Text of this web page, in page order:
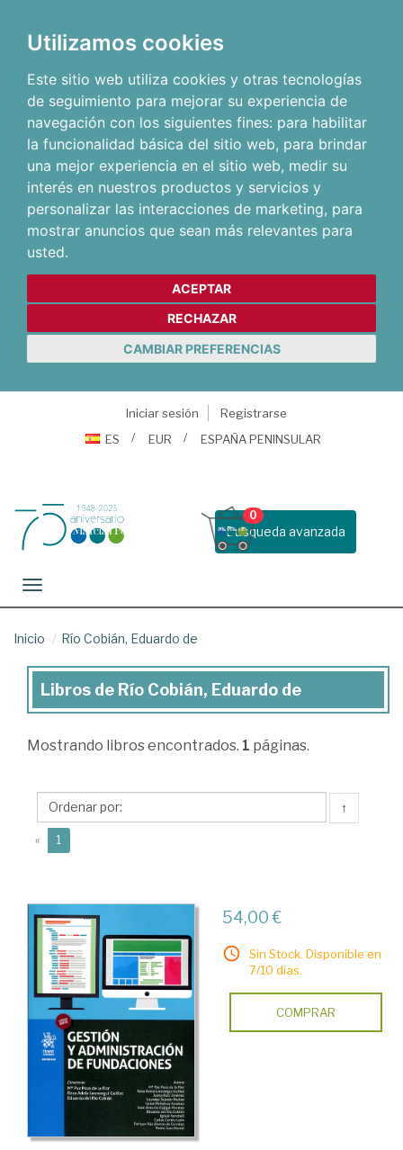
Utilizamos cookies
Este sitio web utiliza cookies y otras tecnologías
de seguimiento para mejorar su experiencia de
navegación con los siguientes fines: para habilitar
la funcionalidad básica del sitio web, para brindar
una mejor experiencia en el sitio web, medir su
interés en nuestros productos y servicios y
personalizar las interacciones de marketing, para
mostrar anuncios que sean más relevantes para
usted.
ACEPTAR
RECHAZAR
CAMBIAR PREFERENCIAS
Iniciar sesión
Registrarse
ES
EUR ESPAÑA PENINSULAR
Busqueda avanzada
0
Toggle navigation
Inicio Río Cobián, Eduardo de
Libros
Río
Eduardo
de
Libros de Río Cobián, Eduardo de
Mostrando libros encontrados. 1 páginas.
↑
« 1
54,00 €
Sin Stock. Disponible en
7/10 días.
COMPRAR